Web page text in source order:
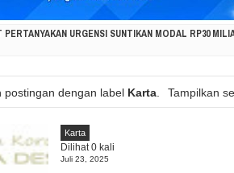
URGENSI SUNTIKAN MODAL RP30
UTARA DUKUNG GERAKAN INDONESIA ASRI,
KAWAHANG, DORONG PERCEPATAN
postingan dengan label Karta Tampilkan
Karta
Dilihat0kali
Juli 23, 2025